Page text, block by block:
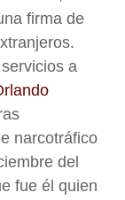
firma de
a
narcotráfico
del
fue él quien